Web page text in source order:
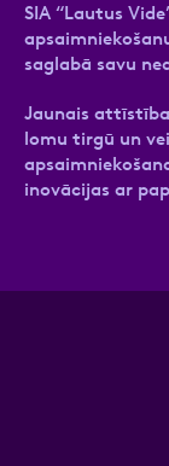
SIA “Lautus
saglabā savu
Jaunais
lomu tirgū un
inovācijas ar